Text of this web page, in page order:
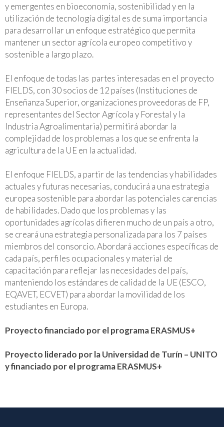
y emergentes en bioeconomía, sostenibilidad y en la
utilización de tecnología digital es de suma importancia
para desarrollar un enfoque estratégico que permita
mantener un sector agrícola europeo competitivo y
sostenible a largo plazo.
El enfoque de todas las partes interesadas en el proyecto
FIELDS, con 30 socios de 12 países (Instituciones de
Enseñanza Superior, organizaciones proveedoras de FP,
representantes del Sector Agrícola y Forestal y la
Industria Agroalimentaria) permitirá abordar la
complejidad de los problemas a los que se enfrenta la
agricultura de la UE en la actualidad.
El enfoque FIELDS, a partir de las tendencias y habilidades
actuales y futuras necesarias, conducirá a una estrategia
europea sostenible para abordar las potenciales carencias
de habilidades. Dado que los problemas y las
oportunidades agrícolas difieren mucho de un país a otro,
se creará una estrategia personalizada para los 7 países
miembros del consorcio. Abordará acciones específicas de
cada país, perfiles ocupacionales y material de
capacitación para reflejar las necesidades del país,
manteniendo los estándares de calidad de la UE (ESCO,
EQAVET, ECVET) para abordar la movilidad de los
estudiantes en Europa.
Proyecto financiado por el programa ERASMUS+
Proyecto liderado por la Universidad de Turín – UNITO
y financiado por el programa ERASMUS+